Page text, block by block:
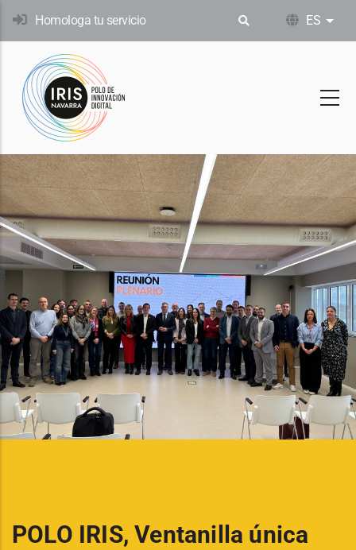
Pasar
contenido
principal
Homologa tu servicio ES
POLO IRIS, Ventanilla única